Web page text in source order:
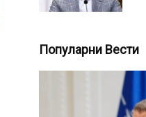
Популарни Вести